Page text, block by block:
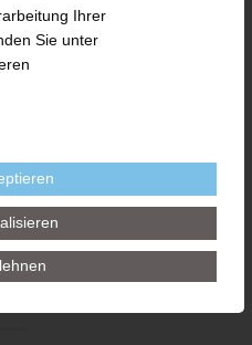
2026
in die Ukraine
finanzielle
angewiesen
Ihrer
Sie unter